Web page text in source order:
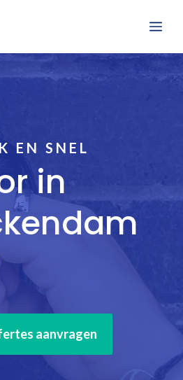
EN SNEL
in
aanvragen